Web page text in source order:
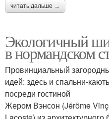
читать дальше →
Экологичный
в нормандском
Провинциальный
идей: здесь и спальни-
посреди гостиной
Жером Вэнсон (Jérôme